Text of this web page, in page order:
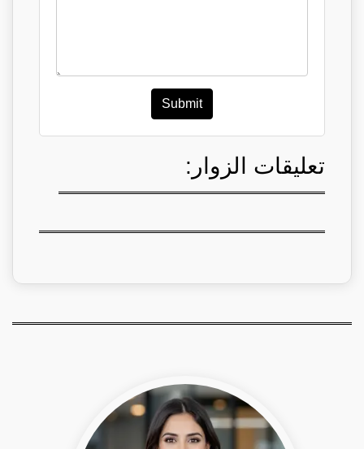
Submit
تعليقات الزوار: